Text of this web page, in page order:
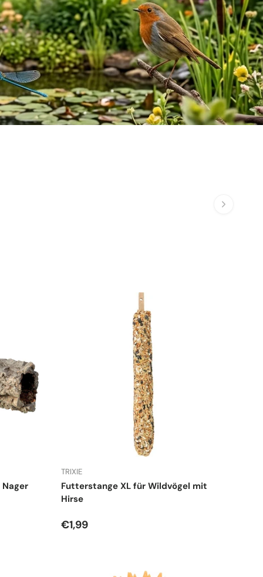
TRIXIE
Futterstange XL für Wildvögel mit
Hirse
Normaler Preis
€1,99